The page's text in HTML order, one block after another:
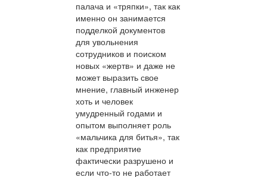
палача и «тряпки», так как
именно он занимается
подделкой документов
для увольнения
сотрудников и поиском
новых «жертв» и даже не
может выразить свое
мнение, главный инженер
хоть и человек
умудренный годами и
опытом выполняет роль
«мальчика для битья», так
как предприятие
фактически разрушено и
если что-то не работает